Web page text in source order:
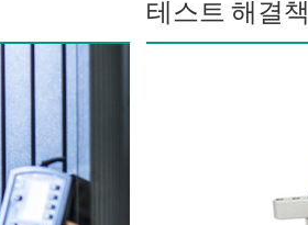
테스트 해결책